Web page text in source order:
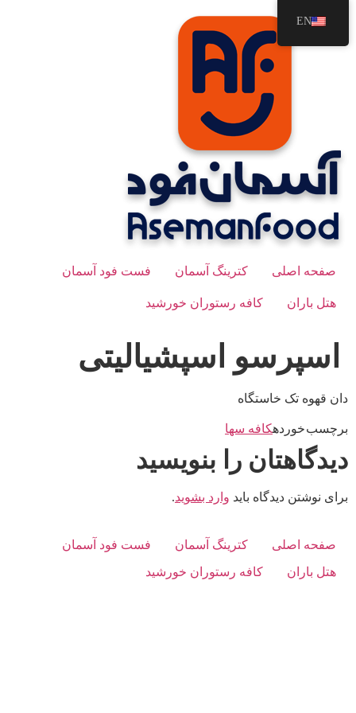
محتوا
صفحه اصلی کترینگ آسمان فست فود آسمان
هتل باران کافه رستوران خورشید
اسپرسو اسپشیالیتی
دان قهوه تک خاستگاه
برچسب خوردهکافه سها
دیدگاهتان را بنویسید
برای نوشتن دیدگاه باید وارد بشوید.
صفحه اصلی کترینگ آسمان
فست فود آسمان
هتل باران
کافه رستوران خورشید
EN